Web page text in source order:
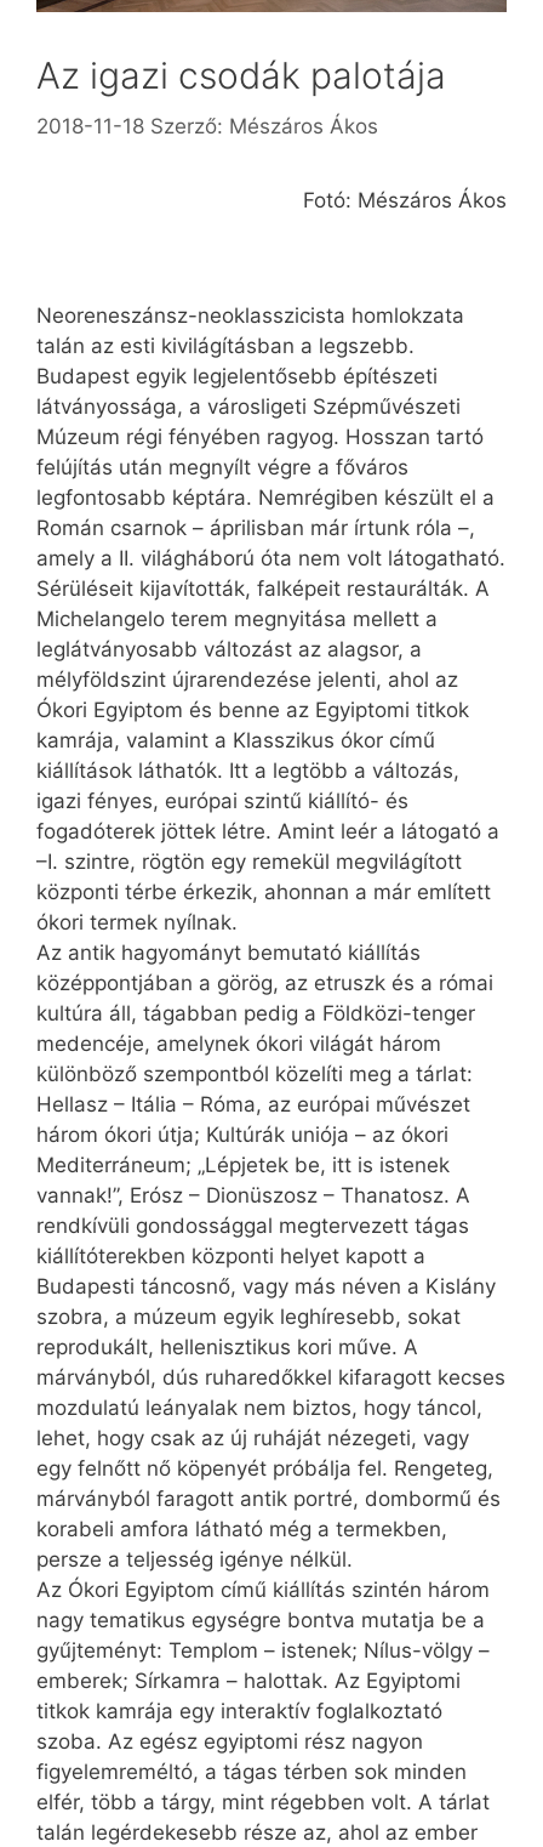
Az igazi csodák palotája
2018-11-18 Szerző: Mészáros Ákos
Fotó: Mészáros Ákos
Neoreneszánsz-neoklasszicista homlokzata
talán az esti kivilágításban a legszebb.
Budapest egyik legjelentősebb építészeti
látványossága, a városligeti Szépművészeti
Múzeum régi fényében ragyog. Hosszan tartó
felújítás után megnyílt végre a főváros
legfontosabb képtára. Nemrégiben készült el a
Román csarnok – áprilisban már írtunk róla –,
amely a II. világháború óta nem volt látogatható.
Sérüléseit kijavították, falképeit restaurálták. A
Michelangelo terem megnyitása mellett a
leglátványosabb változást az alagsor, a
mélyföldszint újrarendezése jelenti, ahol az
Ókori Egyiptom és benne az Egyiptomi titkok
kamrája, valamint a Klasszikus ókor című
kiállítások láthatók. Itt a legtöbb a változás,
igazi fényes, európai szintű kiállító- és
fogadóterek jöttek létre. Amint leér a látogató a
–I. szintre, rögtön egy remekül megvilágított
központi térbe érkezik, ahonnan a már említett
ókori termek nyílnak.
Az antik hagyományt bemutató kiállítás
középpontjában a görög, az etruszk és a római
kultúra áll, tágabban pedig a Földközi-tenger
medencéje, amelynek ókori világát három
különböző szempontból közelíti meg a tárlat:
Hellasz – Itália – Róma, az európai művészet
három ókori útja; Kultúrák uniója – az ókori
Mediterráneum; „Lépjetek be, itt is istenek
vannak!”, Erósz – Dionüszosz – Thanatosz. A
rendkívüli gondossággal megtervezett tágas
kiállítóterekben központi helyet kapott a
Budapesti táncosnő, vagy más néven a Kislány
szobra, a múzeum egyik leghíresebb, sokat
reprodukált, hellenisztikus kori műve. A
márványból, dús ruharedőkkel kifaragott kecses
mozdulatú leányalak nem biztos, hogy táncol,
lehet, hogy csak az új ruháját nézegeti, vagy
egy felnőtt nő köpenyét próbálja fel. Rengeteg,
márványból faragott antik portré, dombormű és
korabeli amfora látható még a termekben,
persze a teljesség igénye nélkül.
Az Ókori Egyiptom című kiállítás szintén három
nagy tematikus egységre bontva mutatja be a
gyűjteményt: Templom – istenek; Nílus-völgy –
emberek; Sírkamra – halottak. Az Egyiptomi
titkok kamrája egy interaktív foglalkoztató
szoba. Az egész egyiptomi rész nagyon
figyelemreméltó, a tágas térben sok minden
elfér, több a tárgy, mint régebben volt. A tárlat
talán legérdekesebb része az, ahol az ember